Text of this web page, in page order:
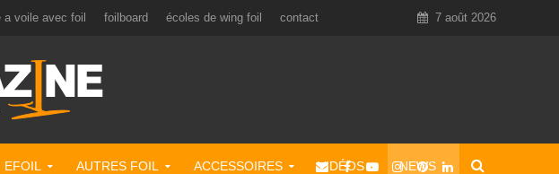
a voile avec foil foilboard écoles de wing foil contact 7 août 2026
EFOIL AUTRES FOIL ACCESSOIRES VIDÉOS NEWS